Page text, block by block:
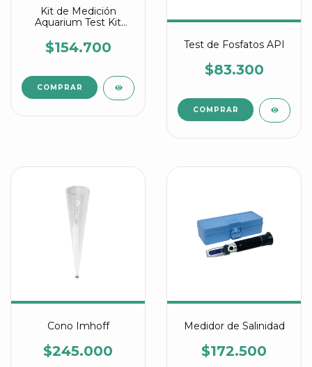
Kit de Medición
Aquarium Test Kit
$154.700 Test de Fosfatos API
$83.300
Cono Imhoff
$245.000
Medidor de Salinidad
$172.500